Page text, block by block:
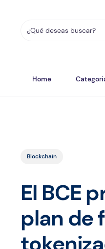
Home
Blockchain
El BCE
plan de